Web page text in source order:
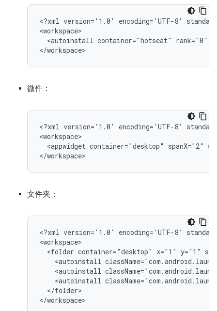
<?xml version='1.0' encoding='UTF-8'
<autoinstall container="hotseat" rank="0"
微件：
<?xml version='1.0' encoding='UTF-8'
<appwidget container="desktop" spanX="2"
文件夹：
<?xml version='1.0' encoding='UTF-8'
<folder container="desktop" x="1" y="1"
<autoinstall
<autoinstall
<autoinstall
</folder>